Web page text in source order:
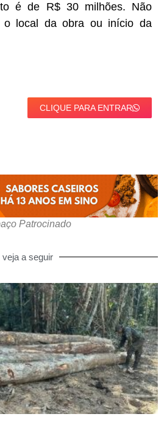
é de R$ 30 milhões. Não
o local da obra ou início da
CLIQUE PARA ENTRAR
Patrocinado
veja a seguir